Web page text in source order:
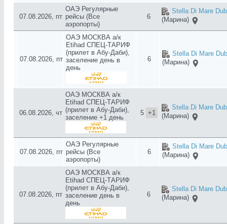
07.08.2026, пт
ОАЭ Регулярные
рейсы (Все
аэропорты)
6
Stella Di Mare
(Марина)
07.08.2026, пт
ОАЭ МОСКВА а/к
Etihad СПЕЦ-ТАРИФ
(прилет в Абу-Даби),
заселение день в
день
6
Stella Di Mare
(Марина)
06.08.2026, чт
ОАЭ МОСКВА а/к
Etihad СПЕЦ-ТАРИФ
(прилет в Абу-Даби),
заселение +1 день
5 +1
Stella Di Mare
(Марина)
07.08.2026, пт
ОАЭ Регулярные
рейсы (Все
аэропорты)
6
Stella Di Mare
(Марина)
07.08.2026, пт
ОАЭ МОСКВА а/к
Etihad СПЕЦ-ТАРИФ
(прилет в Абу-Даби),
заселение день в
день
6
Stella Di Mare
(Марина)